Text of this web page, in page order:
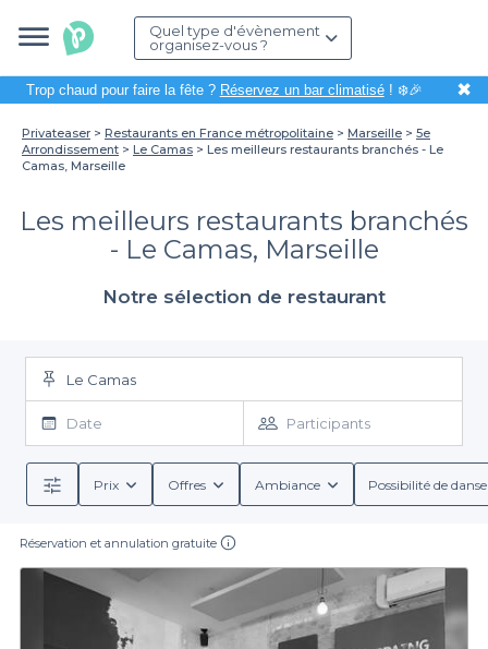
Quel type d'évènement
organisez-vous ?
Trop chaud pour faire la fête ? Réservez un bar climatisé! ❄️🎉 ✖
Privateaser Restaurants en France métropolitaine Marseille
5e
Arrondissement
Le Camas
Les meilleurs restaurants branchés - Le
Camas, Marseille
Les meilleurs restaurants branchés
- Le Camas, Marseille
Notre sélection de restaurant
Le Camas
Date Participants
Prix Offres Ambiance Possibilité de
Réservation et annulation gratuite